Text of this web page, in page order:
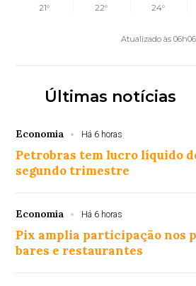
21° 22° 24°
Atualizado às 06h06
Últimas notícias
Economia Há 6 horas
Petrobras tem lucro líquido
segundo trimestre
Economia Há 6 horas
Pix amplia participação nos
bares e restaurantes